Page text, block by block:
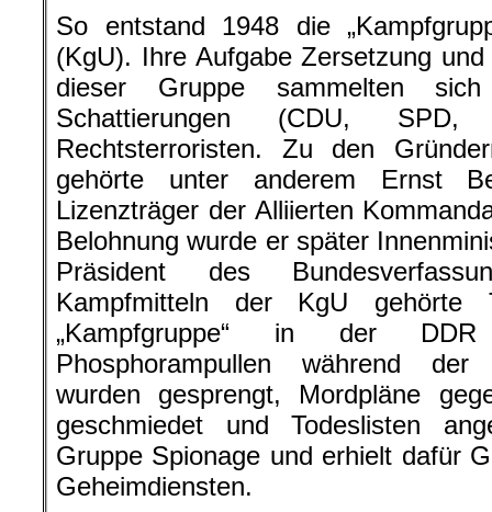
So entstand 1948 die
(KgU). Ihre Aufgabe Zersetzung
dieser Gruppe sammelten sich
Schattierungen (CDU,
Rechtsterroristen. Zu den
gehörte unter anderem Ernst
Lizenzträger der Alliierten
Belohnung wurde er später
Präsident des
Kampfmitteln der KgU
„Kampfgruppe“ in der DDR
Phosphorampullen während der
wurden gesprengt, Mordpläne
geschmiedet und Todeslisten
Gruppe Spionage und erhielt dafür
Geheimdiensten.